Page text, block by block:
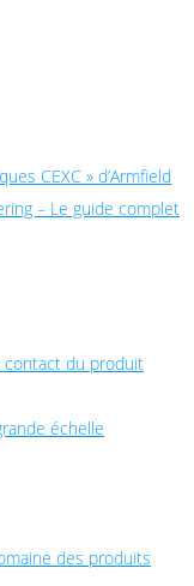
CEXC » d’Armfield
– Le guide complet
contact du produit
échelle
des produits